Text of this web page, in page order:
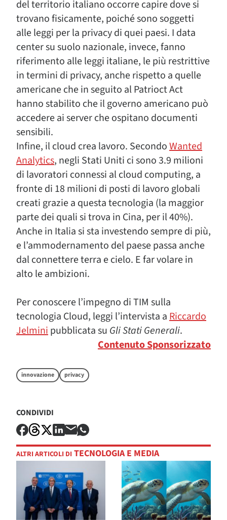
del territorio italiano occorre capire dove si
trovano fisicamente, poiché sono soggetti
alle leggi per la privacy di quei paesi. I data
center su suolo nazionale, invece, fanno
riferimento alle leggi italiane, le più restrittive
in termini di privacy, anche rispetto a quelle
americane che in seguito al Patrioct Act
hanno stabilito che il governo americano può
accedere ai server che ospitano documenti
sensibili.
Infine, il cloud crea lavoro. SecondoWanted
Analytics, negli Stati Uniti ci sono 3.9 milioni
di lavoratori connessi al cloud computing, a
fronte di 18 milioni di posti di lavoro globali
creati grazie a questa tecnologia (la maggior
parte dei quali si trova in Cina, per il 40%).
Anche in Italia si sta investendo sempre di più,
e l’ammodernamento del paese passa anche
dal connettere terra e cielo. E far volare in
alto le ambizioni.
Per conoscere l’impegno di TIM sulla
tecnologia Cloud, leggi l’intervista aRiccardo
Jelminipubblicata su Gli Stati Generali.
Contenuto Sponsorizzato
innovazione privacy
CONDIVIDI
ALTRI ARTICOLI DI TECNOLOGIA E MEDIA